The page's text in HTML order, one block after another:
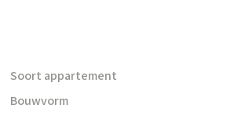
Soort appartement
Bouwvorm